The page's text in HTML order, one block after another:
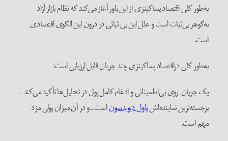
به‌طور کلی اقتصاد پساکینزی از این باور آغاز می‌کند که نظام بازار آزاد
به‌گوهر بی‌ثبات است و علل این بی ثباتی در درون این الگوی اقتصادی
است.
به‌طور کلی دراقتصاد پساکینزی چند جریان قابل ارزیابی است:
یک جریان روی بی‌اطمینانی و ادغام کامل پول در تحلیل‌ها تأکید می‌کند ـ
برجسته‌ترین نماینده‌اشپاول دیویدسوناست ـ و در آن میزان پولی مزد
مهم است.